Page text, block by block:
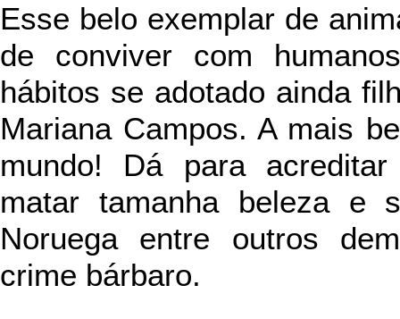
Esse belo exemplar de
de conviver com
hábitos se adotado ainda
Mariana Campos. A mais
mundo! Dá para
matar tamanha beleza e
Noruega entre outros
crime bárbaro.